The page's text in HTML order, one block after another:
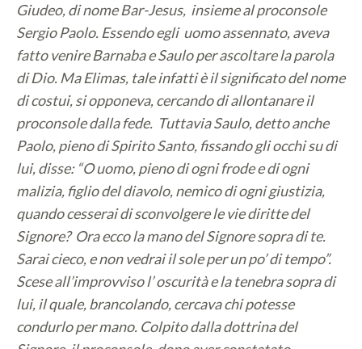
Giudeo, di nome Bar-Jesus, insieme al proconsole
Sergio Paolo. Essendo egli uomo assennato, aveva
fatto venire Barnaba e Saulo per ascoltare la parola
di Dio. Ma Elimas, tale infatti è il significato del nome
di costui, si opponeva, cercando di allontanare il
proconsole dalla fede. Tuttavia Saulo, detto anche
Paolo, pieno di Spirito Santo, fissando gli occhi su di
lui, disse: “O uomo, pieno di ogni frode e di ogni
malizia, figlio del diavolo, nemico di ogni giustizia,
quando cesserai di sconvolgere le vie diritte del
Signore? Ora ecco la mano del Signore sopra di te.
Sarai cieco, e non vedrai il sole per un po’ di tempo”.
Scese all’improvviso l’ oscurità e la tenebra sopra di
lui, il quale, brancolando, cercava chi potesse
condurlo per mano. Colpito dalla dottrina del